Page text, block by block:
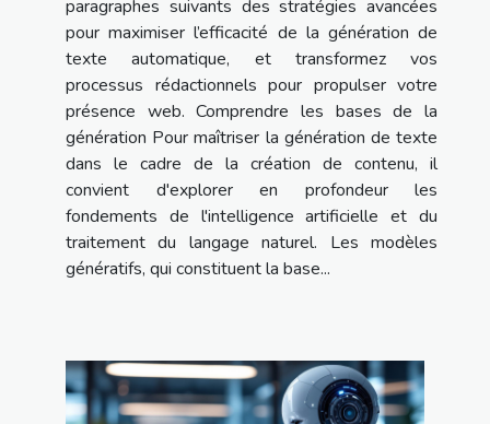
paragraphes suivants des stratégies avancées
pour maximiser l’efficacité de la génération de
texte automatique, et transformez vos
processus rédactionnels pour propulser votre
présence web. Comprendre les bases de la
génération Pour maîtriser la génération de texte
dans le cadre de la création de contenu, il
convient d'explorer en profondeur les
fondements de l'intelligence artificielle et du
traitement du langage naturel. Les modèles
génératifs, qui constituent la base...